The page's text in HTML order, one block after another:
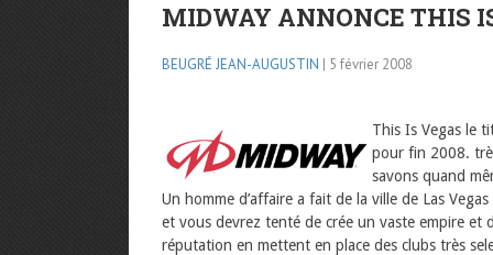
MIDWAY ANNONCE THIS
BEUGRÉ JEAN-AUGUSTIN | 5 février 2008
This Is Vegas le
pour fin 2008.
savons quand
Un homme d’affaire a fait de la ville de Las
et vous devrez tenté de crée un vaste empire et
réputation en mettent en place des clubs très